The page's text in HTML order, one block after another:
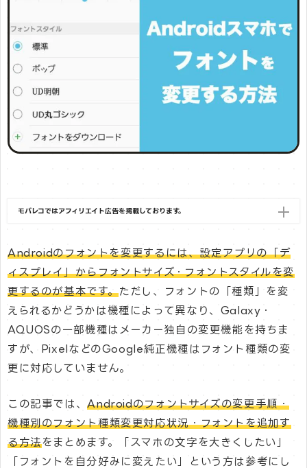
モバレコではアフィリエイト広告を掲載しております。
Androidのフォントを変更するには、設定アプリの「デ
ィスプレイ」からフォントサイズ・フォントスタイルを変
更するのが基本です。ただし、フォントの「種類」を変
えられるかどうかは機種によって異なり、Galaxy・
AQUOSの一部機種はメーカー独自の変更機能を持ちま
すが、PixelなどのGoogle純正機種はフォント種類の変
更に対応していません。
この記事では、Androidのフォントサイズの変更手順・
機種別のフォント種類変更対応状況・フォントを追加す
る方法をまとめます。「スマホの文字を大きくしたい」
「フォントを自分好みに変えたい」という方は参考にし